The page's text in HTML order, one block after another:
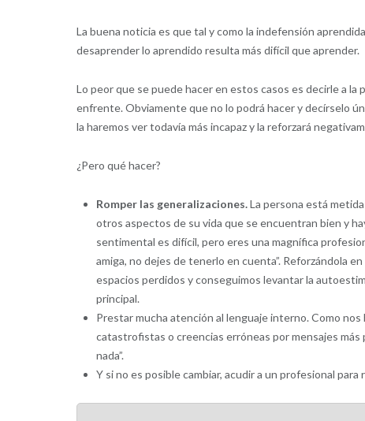
La buena noticia es que tal y como la indefensión
desaprender lo aprendido resulta más difícil que aprender.
Lo peor que se puede hacer en estos casos es decirle a
enfrente. Obviamente que no lo podrá hacer y decírselo
la haremos ver todavía más incapaz y la reforzará
¿Pero qué hacer?
Romper las generalizaciones.La persona está
otros aspectos de su vida que se encuentran bien y
sentimental es difícil, pero eres una magnífica
amiga, no dejes de tenerlo en cuenta”. Reforzándola
espacios perdidos y conseguimos levantar la
principal.
Prestar mucha atención al lenguaje interno. Como
catastrofistas o creencias erróneas por mensajes más
nada”.
Y si no es posible cambiar, acudir a un profesional